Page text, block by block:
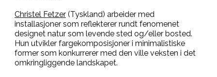
Christel Fetzer (Tyskland) arbeider med
installasjoner som reflekterer rundt fenomenet
designet natur som levende sted og/eller bosted.
Hun utvikler fargekomposisjoner i minimalistiske
former som konkurrerer med den ville veksten i det
omkringliggende landskapet.